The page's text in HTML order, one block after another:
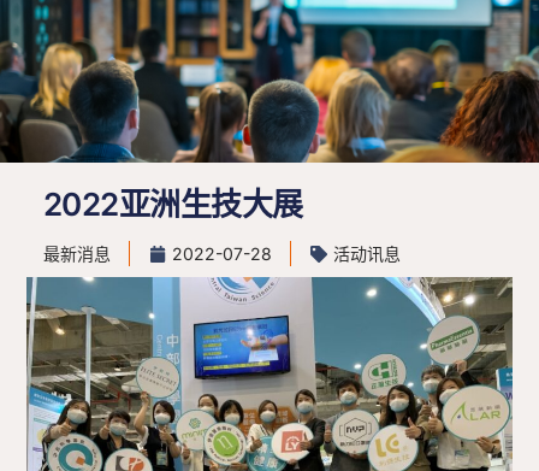
2022亚洲生技大展
最新消息 2022-07-28 活动讯息